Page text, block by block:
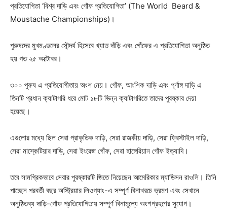
প্রতিযোগিতা ‘বিশ্ব দাড়ি এবং গোঁফ প্রতিযোগিতা’ (The World Beard &
Moustache Championships)।
পুরুষদের মুখমণ্ডলের সৌন্দর্য হিসেবে খ্যাত দাঁড়ি এবং গোঁফের এ প্রতিযোগিতা অনুষ্ঠিত
হয় গত ২৫ অক্টোবর।
৩০০ পুরুষ এ প্রতিযোগীতায় অংশ নেয়। গোঁফ, আংশিক দাড়ি এবং পূর্ণাঙ্গ দাড়ি এ
তিনটি প্রধান ক্যাটাগরি ধরে মোট ১৮টি ভিন্ন ক্যাটাগরিতে তাদের পুরষ্কার দেয়া
হয়েছে।
এগুলোর মধ্যে ছিল সেরা প্রাকৃতিক দাড়ি, সেরা রাজকীয় দাড়ি, সেরা ফ্রিস্টাইল দাড়ি,
সেরা মাস্কেটিয়ার দাড়ি, সেরা ইংরেজ গোঁফ, সেরা হাঙ্গেরিয়ান গোঁফ ইত্যাদি।
তবে সামগ্রিকভাবে সেরার পুরষ্কারটি জিতে নিয়েছেন আমেরিকার ম্যাডিসন রাওলি। তিনি
পাচ্ছেন পরবর্তী বছর অস্ট্রিয়ার লিওগ্যাং-এ সম্পূর্ণ বিনাখরচে ভ্রমণ এবং সেখানে
অনুষ্ঠিতব্য দাড়ি-গোঁফ প্রতিযোগিতায় সম্পূর্ণ বিনামূল্যে অংশগ্রহণের সুযোগ।